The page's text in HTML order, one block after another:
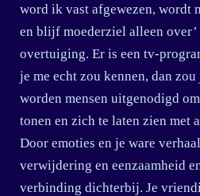
word ik vast afgewezen, wordt
en blijf moederziel alleen
overtuiging. Er is een tv-
je me echt zou kennen, dan
worden mensen uitgenodigd
tonen en zich te laten zien met
Door emoties en je ware
verwijdering en eenzaamheid
verbinding dichterbij. Je